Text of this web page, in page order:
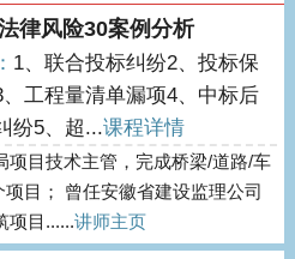
律风险30案例分析
1、联合投标纠纷2、投标保
工程量清单漏项4、中标后
纷5、超...课程详情
项目技术主管，完成桥梁/道路/车
目； 曾任安徽省建设监理公司
项目......讲师主页